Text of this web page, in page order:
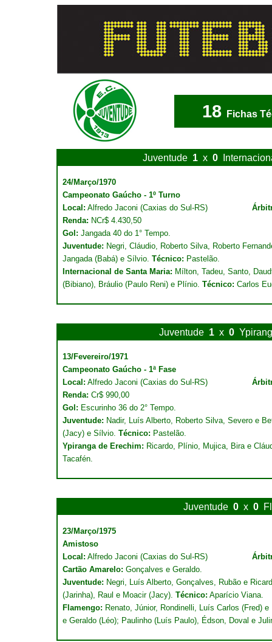
18 Fichas
Juventude 1 x 0
24/Março/1970
Campeonato Gaúcho - 1º Turno
Local: Alfredo Jaconi (Caxias do Sul-RS)
Renda: NCr$ 4.430,50
Gol: Jangada 40 do 1° Tempo.
Juventude: Negri, Cláudio, Roberto Silva, Roberto
Jangada (Babá) e Sílvio. Técnico: Pastelão.
Internacional de Santa Maria: Mílton, Tadeu, Santo,
(Bibiano), Bráulio (Paulo Reni) e Plínio. Técnico: Carlos
Juventude 1 x 0
13/Fevereiro/1971
Campeonato Gaúcho - 1ª Fase
Local: Alfredo Jaconi (Caxias do Sul-RS)
Renda: Cr$ 990,00
Gol: Escurinho 36 do 2° Tempo.
Juventude: Nadir, Luís Alberto, Roberto Silva, Severo e
(Jacy) e Sílvio. Técnico: Pastelão.
Ypiranga de Erechim: Ricardo, Plínio, Mujica, Bira e
Tacafén.
Juventude 0 x 0
23/Março/1975
Amistoso
Local: Alfredo Jaconi (Caxias do Sul-RS)
Cartão Amarelo: Gonçalves e Geraldo.
Juventude: Negri, Luís Alberto, Gonçalves, Rubão e
(Jarinha), Raul e Moacir (Jacy). Técnico: Aparício Viana.
Flamengo: Renato, Júnior, Rondinelli, Luís Carlos (Fred)
e Geraldo (Léo); Paulinho (Luís Paulo), Édson, Doval e